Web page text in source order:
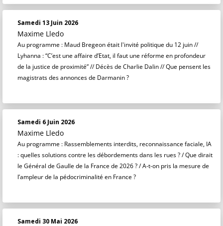
Samedi 13 Juin 2026
Maxime Lledo
Au programme : Maud Bregeon était l'invité politique du 12 juin //
Lyhanna : “C’est une affaire d’Etat, il faut une réforme en profondeur
de la justice de proximité” // Décès de Charlie Dalin // Que pensent les
magistrats des annonces de Darmanin ?
Samedi 6 Juin 2026
Maxime Lledo
Au programme : Rassemblements interdits, reconnaissance faciale, IA
: quelles solutions contre les débordements dans les rues ? / Que dirait
le Général de Gaulle de la France de 2026 ? / A-t-on pris la mesure de
l’ampleur de la pédocriminalité en France ?
Samedi 30 Mai 2026